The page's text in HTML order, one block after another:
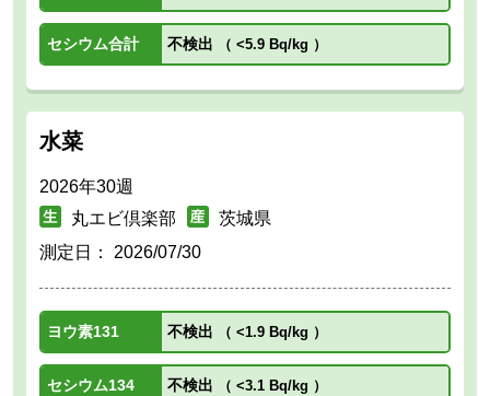
セシウム合計 不検出 （ <5.9 Bq/kg ）
水菜
2026年30週
丸エビ倶楽部
茨城県
測定日： 2026/07/30
ヨウ素131 不検出 （ <1.9 Bq/kg ）
セシウム134 不検出 （ <3.1 Bq/kg ）